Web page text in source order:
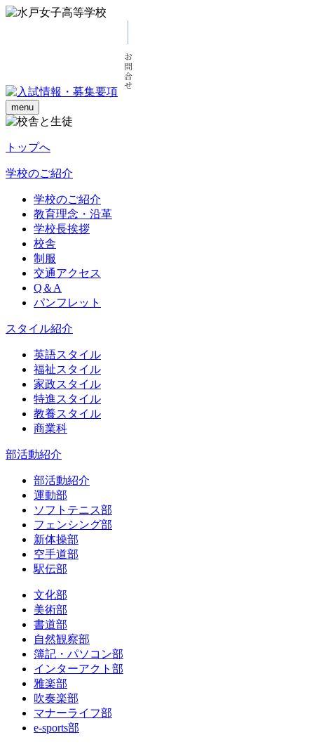
menu
トップへ
学校のご紹介
学校のご紹介
教育理念・沿革
学校長挨拶
校舎
制服
交通アクセス
Q＆A
パンフレット
スタイル紹介
英語スタイル
福祉スタイル
家政スタイル
特進スタイル
教養スタイル
商業科
部活動紹介
部活動紹介
運動部
ソフトテニス部
フェンシング部
新体操部
空手道部
駅伝部
文化部
美術部
書道部
自然観察部
簿記・パソコン部
インターアクト部
雅楽部
吹奏楽部
マナーライフ部
e-sports部